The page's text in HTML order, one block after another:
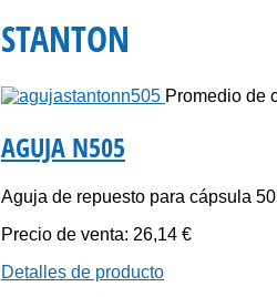
STANTON
Promedio de
AGUJA N505
Aguja de repuesto para cápsula
Precio de venta: 26,14 €
Detalles de producto